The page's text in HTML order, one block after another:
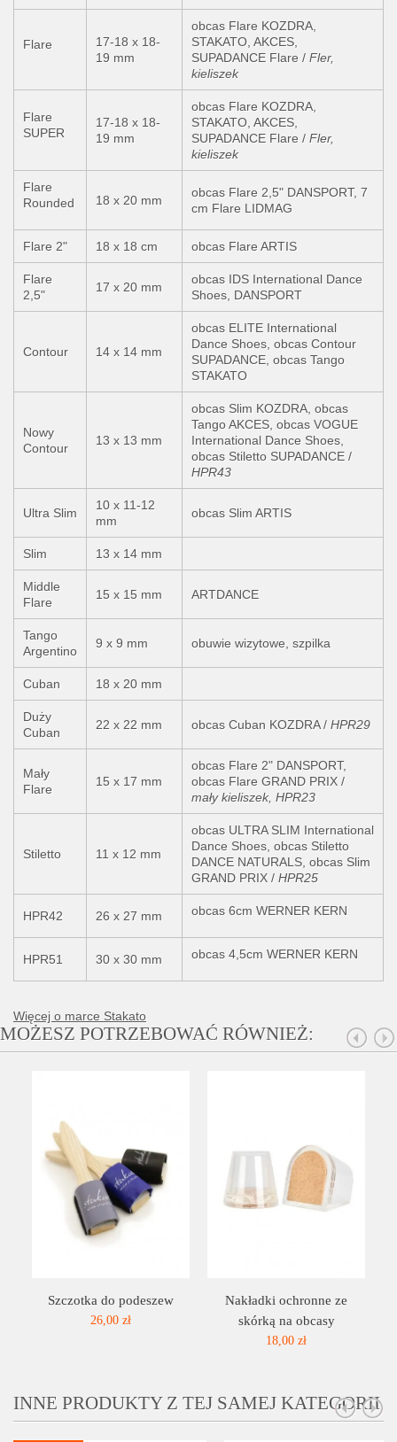
Flare
17-18 x 18-
19 mm
obcas Flare KOZDRA,
STAKATO, AKCES,
SUPADANCE Flare / Fler,
kieliszek
Flare
SUPER
17-18 x 18-
19 mm
obcas Flare KOZDRA,
STAKATO, AKCES,
SUPADANCE Flare / Fler,
kieliszek
Flare
Rounded
18 x 20 mm
obcas Flare 2,5" DANSPORT, 7
cm Flare LIDMAG
Flare 2" 18 x 18 cm obcas Flare ARTIS
Flare
2,5"
17 x 20 mm
obcas IDS International Dance
Shoes, DANSPORT
Contour 14 x 14 mm
obcas ELITE International
Dance Shoes, obcas Contour
SUPADANCE, obcas Tango
STAKATO
Nowy
Contour
13 x 13 mm
obcas Slim KOZDRA, obcas
Tango AKCES, obcas VOGUE
International Dance Shoes,
obcas Stiletto SUPADANCE /
HPR43
Ultra Slim
10 x 11-12
mm
obcas Slim ARTIS
Slim 13 x 14 mm
Middle
Flare
15 x 15 mm ARTDANCE
Tango
Argentino
9 x 9 mm obuwie wizytowe, szpilka
Cuban 18 x 20 mm
Duży
Cuban
22 x 22 mm obcas Cuban KOZDRA / HPR29
Mały
Flare
15 x 17 mm
obcas Flare 2" DANSPORT,
obcas Flare GRAND PRIX /
mały kieliszek, HPR23
Stiletto 11 x 12 mm
obcas ULTRA SLIM International
Dance Shoes, obcas Stiletto
DANCE NATURALS, obcas Slim
GRAND PRIX / HPR25
HPR42 26 x 27 mm obcas 6cm WERNER KERN
HPR51 30 x 30 mm obcas 4,5cm WERNER KERN
Więcej o marce Stakato
MOŻESZ POTRZEBOWAĆ RÓWNIEŻ:
Szczotka do podeszew
26,00 zł
Nakładki ochronne ze
skórką na obcasy
18,00 zł
INNE PRODUKTY Z TEJ SAMEJ KATEGORII